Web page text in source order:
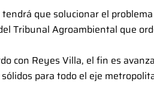
tendrá que solucionar el
Tribunal Agroambiental que
con Reyes Villa, el fin es
para todo el eje